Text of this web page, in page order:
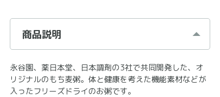
商品説明
永谷園、薬日本堂、日本調剤の3社で共同開発した、オ
リジナルのもち麦粥。体と健康を考えた機能素材などが
入ったフリーズドライのお粥です。